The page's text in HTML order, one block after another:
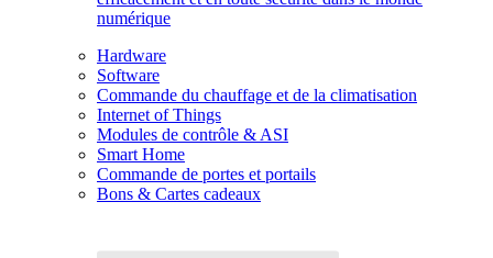
numérique
Hardware
Software
Commande du chauffage et de la climatisation
Internet of Things
Modules de contrôle & ASI
Smart Home
Commande de portes et portails
Bons & Cartes cadeaux